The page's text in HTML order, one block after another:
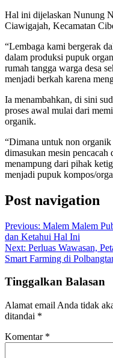
Hal ini dijelaskan Nunung
Ciawigajah, Kecamatan
“Lembaga kami bergerak
dalam produksi pupuk
rumah tangga warga desa
menjadi berkah karena
Ia menambahkan, di sini
proses awal mulai dari
organik.
“Dimana untuk non
dimasukan mesin pencacah
menampung dari pihak
menjadi pupuk kompos/
Post navigation
Previous: Malem Malem
dan Ketahui Hal Ini
Next: Perluas Wawasan,
Smart Farming di
Tinggalkan Balasan
Alamat email Anda tidak
ditandai *
Komentar *